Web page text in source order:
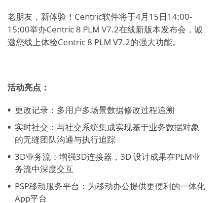
老朋友，新体验！Centric软件将于4月15日14:00-
15:00举办Centric 8 PLM V7.2在线新版本发布会，诚
邀您线上体验Centric 8 PLM V7.2的强大功能。
活动亮点：
更改记录：多用户多场景数据修改过程追溯
实时社交：与社交系统集成实现基于业务数据对象
的无缝团队沟通与执行追踪
3D业务流：增强3D连接器，3D 设计成果在PLM业
务流中深度交互
PSP移动服务平台：为移动办公提供更便利的一体化
App平台